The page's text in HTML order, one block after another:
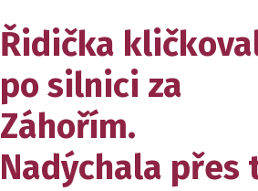
Řidička
po silnici za
Záhořím.
Nadýchala přes